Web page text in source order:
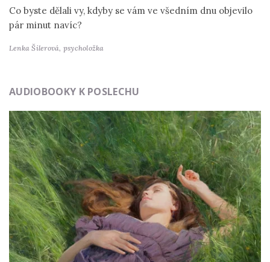
Co byste dělali vy, kdyby se vám ve všedním dnu objevilo
pár minut navíc?
Lenka Šilerová, psycholožka
AUDIOBOOKY K POSLECHU